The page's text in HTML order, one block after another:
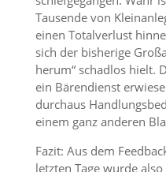
Tausende von
einen Totalverlust
sich der bisherige
herum“ schadlos hielt.
ein Bärendienst
durchaus
einem ganz anderen
Fazit: Aus dem
letzten Tage wurde